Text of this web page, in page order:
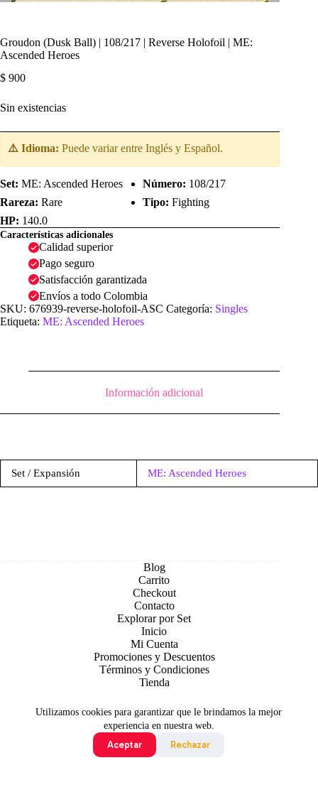
Utilizamos cookies para garantizar que le brindamos la mejor
experiencia en nuestra web.
Aceptar
Rechazar
Groudon (Dusk Ball) | 108/217 | Reverse Holofoil | ME:
Ascended Heroes
$ 900
Sin existencias
⚠️ Idioma: Puede variar entre Inglés y Español.
Set: ME: Ascended Heroes Número: 108/217
Rareza: Rare Tipo: Fighting
HP: 140.0
Características adicionales
Calidad superior
Pago seguro
Satisfacción garantizada
Envíos a todo Colombia
SKU: 676939-reverse-holofoil-ASC Categoría: Singles
Etiqueta: ME: Ascended Heroes
Información adicional
Set / Expansión ME: Ascended Heroes
Blog
Carrito
Checkout
Contacto
Explorar por Set
Inicio
Mi Cuenta
Promociones y Descuentos
Términos y Condiciones
Tienda
Todo contenido original es sujeto de Copyright © 2026 TCG